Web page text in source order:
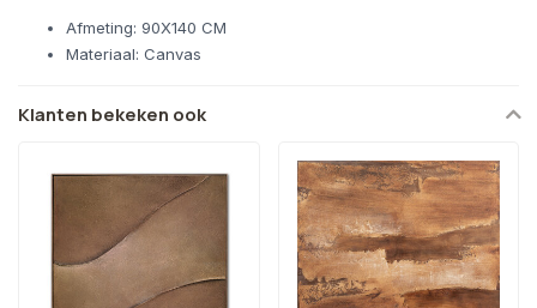
Afmeting: 90X140 CM
Materiaal: Canvas
Klanten bekeken ook